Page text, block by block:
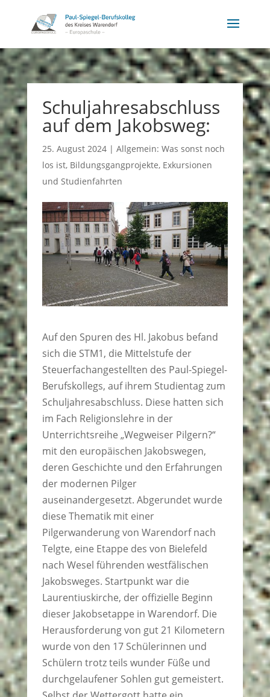
Schuljahresabschluss
auf dem Jakobsweg:
25. August 2024| Allgemein: Was sonst noch
los ist, Bildungsgangprojekte, Exkursionen
und Studienfahrten
Auf den Spuren des Hl. Jakobus befand
sich die STM1, die Mittelstufe der
Steuerfachangestellten des Paul-Spiegel-
Berufskollegs, auf ihrem Studientag zum
Schuljahresabschluss. Diese hatten sich
im Fach Religionslehre in der
Unterrichtsreihe „Wegweiser Pilgern?“
mit den europäischen Jakobswegen,
deren Geschichte und den Erfahrungen
der modernen Pilger
auseinandergesetzt. Abgerundet wurde
diese Thematik mit einer
Pilgerwanderung von Warendorf nach
Telgte, eine Etappe des von Bielefeld
nach Wesel führenden westfälischen
Jakobsweges. Startpunkt war die
Laurentiuskirche, der offizielle Beginn
dieser Jakobsetappe in Warendorf. Die
Herausforderung von gut 21 Kilometern
wurde von den 17 Schülerinnen und
Schülern trotz teils wunder Füße und
durchgelaufener Sohlen gut gemeistert.